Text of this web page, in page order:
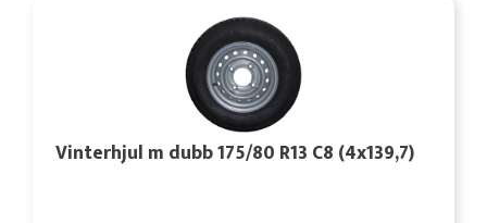
Vinterhjul m dubb 175/80 R13 C8 (4x139,7)